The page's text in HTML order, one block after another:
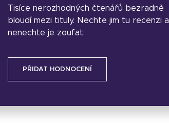
Tisíce nerozhodných čtenářů bezradně
bloudí mezi tituly. Nechte jim tu recenzi a
nenechte je zoufat.
PŘIDAT HODNOCENÍ